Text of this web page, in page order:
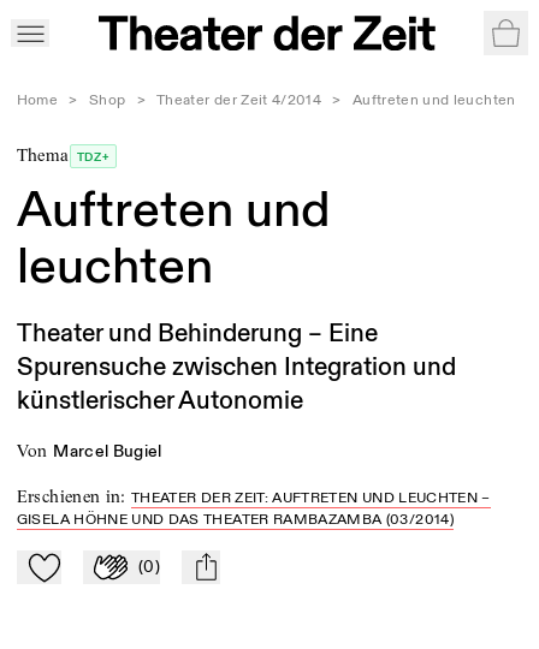
Home > Shop > Theater der Zeit 4/2014 > Auftreten und leuchten
Thema TDZ+
Auftreten und
leuchten
Theater und Behinderung – Eine
Spurensuche zwischen Integration und
künstlerischer Autonomie
von Marcel Bugiel
Erschienen in:THEATER DER ZEIT: AUFTRETEN UND LEUCHTEN –
GISELA HÖHNE UND DAS THEATER RAMBAZAMBA (03/2014)
Zu Mein-TdZ hinzufügen
Applaudieren
(0) mail